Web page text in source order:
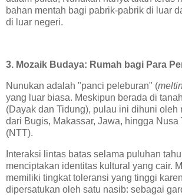
bahan mentah bagi pabrik-pabrik di luar
di luar negeri.
3. Mozaik Budaya: Rumah bagi Para
Nunukan adalah "panci peleburan" (
yang luar biasa. Meskipun berada di
(Dayak dan Tidung), pulau ini dihuni oleh
dari Bugis, Makassar, Jawa, hingga Nusa
(NTT).
Interaksi lintas batas selama puluhan
menciptakan identitas kultural yang cair.
memiliki tingkat toleransi yang tinggi
dipersatukan oleh satu nasib: sebagai